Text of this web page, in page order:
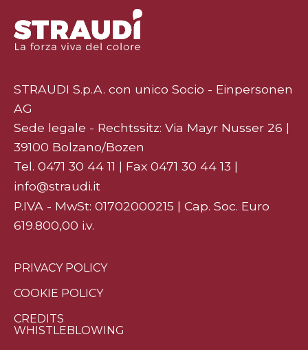
STRAUDI S.p.A. con unico Socio - Einpersonen
AG
Sede legale - Rechtssitz: Via Mayr Nusser 26 |
39100 Bolzano/Bozen
Tel. 0471 30 44 11 | Fax 0471 30 44 13 |
info@straudi.it
P.IVA - MwSt: 01702000215 | Cap. Soc. Euro
619.800,00 i.v.
PRIVACY POLICY
COOKIE POLICY
CREDITS
WHISTLEBLOWING